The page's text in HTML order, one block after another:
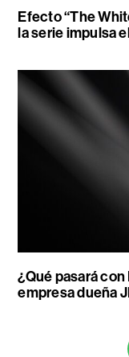
Efecto “The
la serie impulsa
¿Qué pasará
empresa dueña